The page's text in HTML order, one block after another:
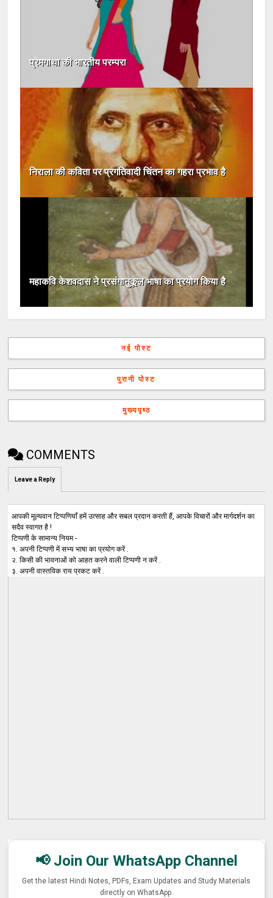
प्रेमगाथा की भारतीय परम्परा
निराला की कविता पर प्रगतिवादी चिंतन का गहरा प्रभाव है
महाकवि केशवदास ने प्रसंगानुकूल भाषा का प्रयोग किया है
नई पोस्ट
पुरानी पोस्ट
मुख्यपृष्ठ
COMMENTS
Leave a Reply
आपकी मूल्यवान टिप्पणियाँ हमें उत्साह और सबल प्रदान करती हैं, आपके विचारों और मार्गदर्शन का
सदैव स्वागत है !
टिप्पणी के सामान्य नियम -
१. अपनी टिप्पणी में सभ्य भाषा का प्रयोग करें .
२. किसी की भावनाओं को आहत करने वाली टिप्पणी न करें .
३. अपनी वास्तविक राय प्रकट करें .
📢 Join Our WhatsApp Channel
Get the latest Hindi Notes, PDFs, Exam Updates and Study Materials
directly on WhatsApp.